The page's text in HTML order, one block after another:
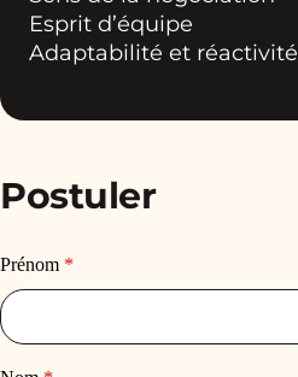
Esprit d’équipe
Adaptabilité et réactivité
Postuler